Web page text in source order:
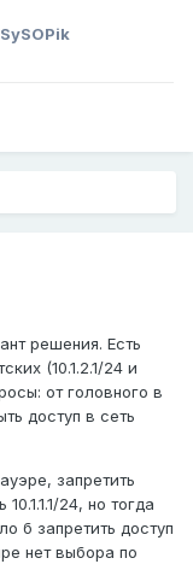
решения. Есть
(10.1.2.1/24 и
от головного в
доступ в сеть
запретить
24, но тогда
б запретить доступ
нет выбора по